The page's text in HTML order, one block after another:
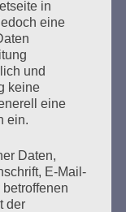
Beitrag von
mehr ...
4 Weiter
in
eine
und
keine
eine
ein.
Daten,
E-Mail-
der